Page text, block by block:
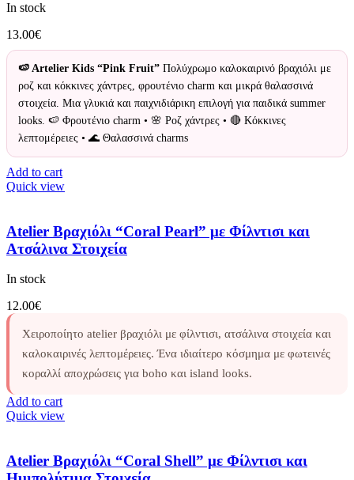
In stock
13.00€
🍉 Artelier Kids “Pink Fruit” Πολύχρωμο καλοκαιρινό βραχιόλι με
ροζ και κόκκινες χάντρες, φρουτένιο charm και μικρά θαλασσινά
στοιχεία. Μια γλυκιά και παιχνιδιάρικη επιλογή για παιδικά summer
looks. 🍉 Φρουτένιο charm • 🌸 Ροζ χάντρες • 🔴 Κόκκινες
λεπτομέρειες • 🌊 Θαλασσινά charms
Add to cart
Quick view
Atelier Βραχιόλι “Coral Pearl” με Φίλντισι και
Ατσάλινα Στοιχεία
In stock
12.00€
Χειροποίητο atelier βραχιόλι με φίλντισι, ατσάλινα στοιχεία και
καλοκαιρινές λεπτομέρειες. Ένα ιδιαίτερο κόσμημα με φωτεινές
κοραλλί αποχρώσεις για boho και island looks.
Add to cart
Quick view
Atelier Βραχιόλι “Coral Shell” με Φίλντισι και